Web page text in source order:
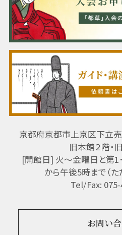
京都府京都市上京区下立
旧本館２階・
[開館日] 火～金曜日と第1
から午後5時まで（た
Tel/Fax:
お問い